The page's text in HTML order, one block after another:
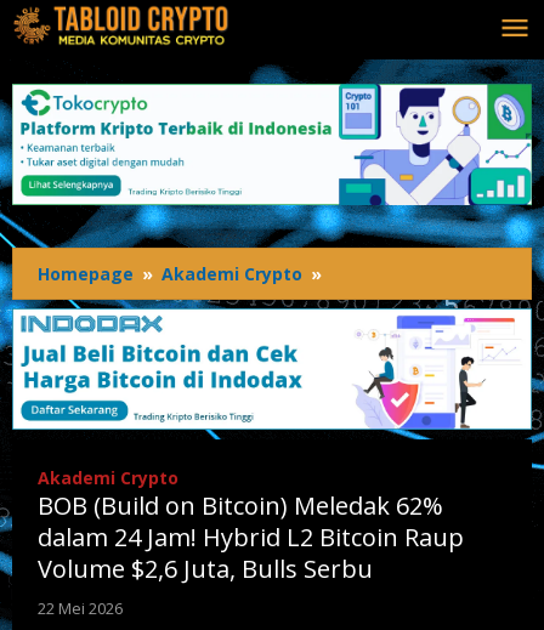
Lewati
ke
konten
Homepage » Akademi Crypto »
(Build
Bitcoin)
Meledak
62%
dalam
Hybrid
L2
Bitcoin
Raup
Akademi Crypto
BOB (Build on Bitcoin) Meledak 62%
dalam 24 Jam! Hybrid L2 Bitcoin Raup
Volume $2,6 Juta, Bulls Serbu
22 Mei 2026